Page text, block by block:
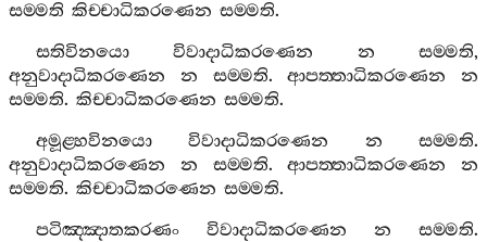
සම‍්මති කිච‍්චාධිකරණෙන සම‍්මති.
සතිවිනයො
විවාදාධිකරණෙන න සම‍්මති,
අනුවාදාධිකරණෙන
න සම‍්මති.ආපත‍්තාධිකරණෙන
න
සම‍්මති. කිච‍්චාධිකරණෙන සම‍්මති.
අමූළ‍්හවිනයො
විවාදාධිකරණෙන න සම‍්මති.
අනුවාදාධිකරණෙන
න සම‍්මති.ආපත‍්තාධිකරණෙන
න
සම‍්මති. කිච‍්චාධිකරණෙන සම‍්මති.
පටිඤ‍්ඤාතකරණං
විවාදාධිකරණෙන න සම‍්මති.